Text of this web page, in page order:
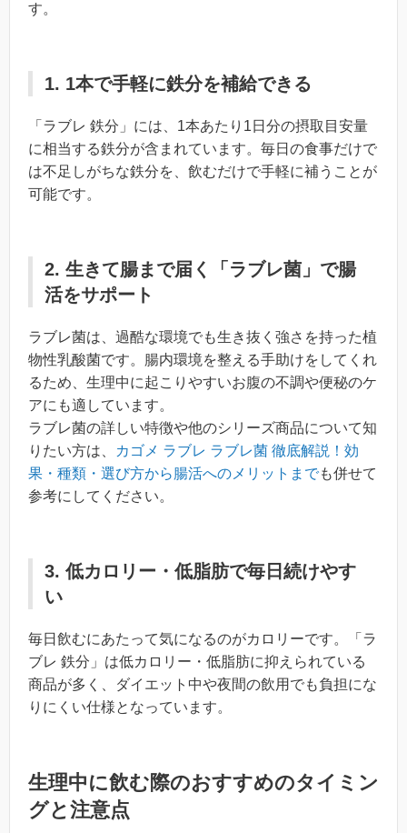
す。
1. 1本で手軽に鉄分を補給できる
「ラブレ 鉄分」には、1本あたり1日分の摂取目安量
に相当する鉄分が含まれています。毎日の食事だけで
は不足しがちな鉄分を、飲むだけで手軽に補うことが
可能です。
2. 生きて腸まで届く「ラブレ菌」で腸
活をサポート
ラブレ菌は、過酷な環境でも生き抜く強さを持った植
物性乳酸菌です。腸内環境を整える手助けをしてくれ
るため、生理中に起こりやすいお腹の不調や便秘のケ
アにも適しています。
ラブレ菌の詳しい特徴や他のシリーズ商品について知
りたい方は、
カゴメ ラブレ ラブレ菌 徹底解説！効
果・種類・選び方から腸活へのメリットまでも併せて
参考にしてください。
3. 低カロリー・低脂肪で毎日続けやす
い
毎日飲むにあたって気になるのがカロリーです。「ラ
ブレ 鉄分」は低カロリー・低脂肪に抑えられている
商品が多く、ダイエット中や夜間の飲用でも負担にな
りにくい仕様となっています。
生理中に飲む際のおすすめのタイミン
グと注意点